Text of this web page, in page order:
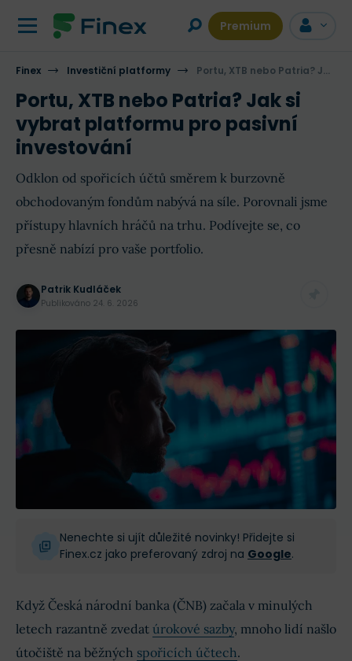
Premium
Finex Investiční platformy Portu, XTB nebo Patria? Jak si vybrat platformu pro pasivní investování
Portu, XTB nebo Patria? Jak si
vybrat platformu pro pasivní
investování
Odklon od spořicích účtů směrem k burzovně
obchodovaným fondům nabývá na síle. Porovnali jsme
přístupy hlavních hráčů na trhu. Podívejte se, co
přesně nabízí pro vaše portfolio.
Patrik Kudláček
Publikováno 24. 6. 2026
Nenechte si ujít důležité novinky! Přidejte si
Finex.cz jako preferovaný zdroj na Google.
Když Česká národní banka (ČNB) začala v minulých
letech razantně zvedat úrokové sazby, mnoho lidí našlo
útočiště na běžných spořicích účtech.